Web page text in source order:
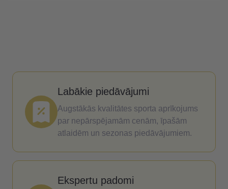
Labākie piedāvājumi
Augstākās kvalitātes sporta aprīkojums
par nepārspējamām cenām, īpašām
atlaidēm un sezonas piedāvājumiem.
Ekspertu padomi